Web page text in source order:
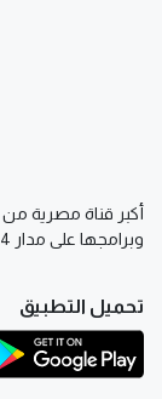
أكبر قناة مصرية من
وبرامجها على مدار 24 ساعة
تحميل التطبيق